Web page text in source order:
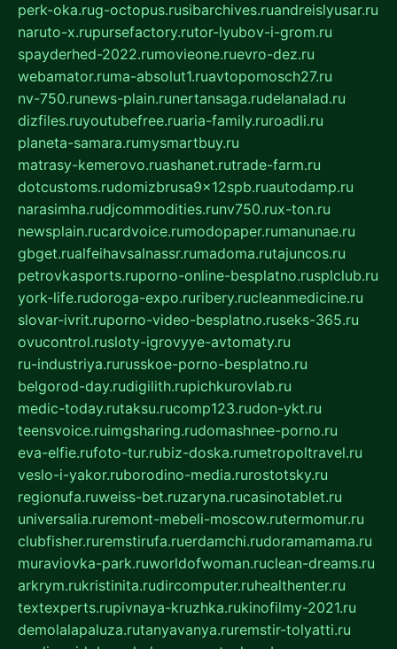
perk-oka.rug-octopus.rusibarchives.ruandreislyusar.ru
naruto-x.rupursefactory.rutor-lyubov-i-grom.ru
spayderhed-2022.rumovieone.ruevro-dez.ru
webamator.ruma-absolut1.ruavtopomosch27.ru
nv-750.runews-plain.runertansaga.rudelanalad.ru
dizfiles.ruyoutubefree.ruaria-family.ruroadli.ru
planeta-samara.rumysmartbuy.ru
matrasy-kemerovo.ruashanet.rutrade-farm.ru
dotcustoms.rudomizbrusa9x12spb.ruautodamp.ru
narasimha.rudjcommodities.runv750.rux-ton.ru
newsplain.rucardvoice.rumodopaper.rumanunae.ru
gbget.rualfeihavsalnassr.rumadoma.rutajuncos.ru
petrovkasports.ruporno-online-besplatno.rusplclub.ru
york-life.rudoroga-expo.ruribery.rucleanmedicine.ru
slovar-ivrit.ruporno-video-besplatno.ruseks-365.ru
ovucontrol.rusloty-igrovyye-avtomaty.ru
ru-industriya.rurusskoe-porno-besplatno.ru
belgorod-day.rudigilith.rupichkurovlab.ru
medic-today.rutaksu.rucomp123.rudon-ykt.ru
teensvoice.ruimgsharing.rudomashnee-porno.ru
eva-elfie.rufoto-tur.rubiz-doska.rumetropoltravel.ru
veslo-i-yakor.ruborodino-media.rurostotsky.ru
regionufa.ruweiss-bet.ruzaryna.rucasinotablet.ru
universalia.ruremont-mebeli-moscow.rutermomur.ru
clubfisher.ruremstirufa.ruerdamchi.rudoramamama.ru
muraviovka-park.ruworldofwoman.ruclean-dreams.ru
arkrym.rukristinita.rudircomputer.ruhealthenter.ru
textexperts.rupivnaya-kruzhka.rukinofilmy-2021.ru
demolalapaluza.rutanyavanya.ruremstir-tolyatti.ru